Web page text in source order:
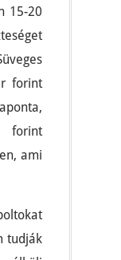
15-20
forint
ami
tudják